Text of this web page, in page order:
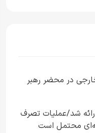
در محضر رهبر
شد/عملیات تصرف
محتمل است